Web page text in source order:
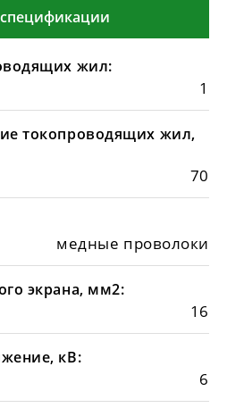
жил:
1
токопроводящих жил,
70
медные проволоки
экрана, мм2:
16
кВ:
6